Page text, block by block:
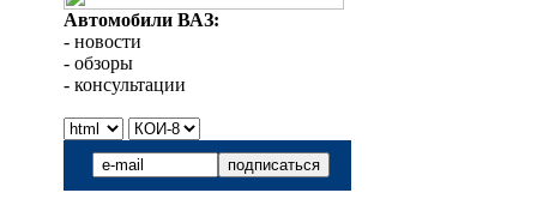
Автомобили ВАЗ:
- новости
- обзоры
- консультации